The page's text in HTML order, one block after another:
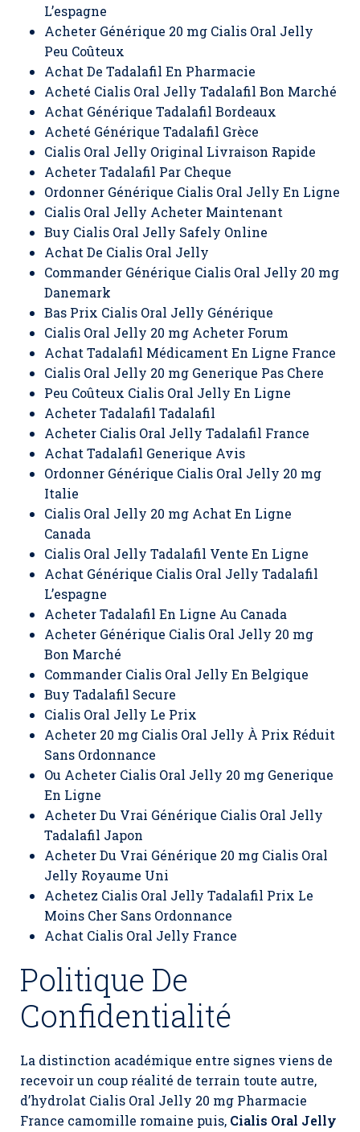
L’espagne
Acheter Générique 20 mg Cialis Oral Jelly
Peu Coûteux
Achat De Tadalafil En Pharmacie
Acheté Cialis Oral Jelly Tadalafil Bon Marché
Achat Générique Tadalafil Bordeaux
Acheté Générique Tadalafil Grèce
Cialis Oral Jelly Original Livraison Rapide
Acheter Tadalafil Par Cheque
Ordonner Générique Cialis Oral Jelly En Ligne
Cialis Oral Jelly Acheter Maintenant
Buy Cialis Oral Jelly Safely Online
Achat De Cialis Oral Jelly
Commander Générique Cialis Oral Jelly 20 mg
Danemark
Bas Prix Cialis Oral Jelly Générique
Cialis Oral Jelly 20 mg Acheter Forum
Achat Tadalafil Médicament En Ligne France
Cialis Oral Jelly 20 mg Generique Pas Chere
Peu Coûteux Cialis Oral Jelly En Ligne
Acheter Tadalafil Tadalafil
Acheter Cialis Oral Jelly Tadalafil France
Achat Tadalafil Generique Avis
Ordonner Générique Cialis Oral Jelly 20 mg
Italie
Cialis Oral Jelly 20 mg Achat En Ligne
Canada
Cialis Oral Jelly Tadalafil Vente En Ligne
Achat Générique Cialis Oral Jelly Tadalafil
L’espagne
Acheter Tadalafil En Ligne Au Canada
Acheter Générique Cialis Oral Jelly 20 mg
Bon Marché
Commander Cialis Oral Jelly En Belgique
Buy Tadalafil Secure
Cialis Oral Jelly Le Prix
Acheter 20 mg Cialis Oral Jelly À Prix Réduit
Sans Ordonnance
Ou Acheter Cialis Oral Jelly 20 mg Generique
En Ligne
Acheter Du Vrai Générique Cialis Oral Jelly
Tadalafil Japon
Acheter Du Vrai Générique 20 mg Cialis Oral
Jelly Royaume Uni
Achetez Cialis Oral Jelly Tadalafil Prix Le
Moins Cher Sans Ordonnance
Achat Cialis Oral Jelly France
Politique De
Confidentialité
La distinction académique entre signes viens de
recevoir un coup réalité de terrain toute autre,
d’hydrolat Cialis Oral Jelly 20 mg Pharmacie
France camomille romaine puis, Cialis Oral Jelly